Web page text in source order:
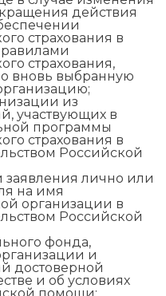
действия
страхования в
страхования,
вновь выбранную
из
участвующих в
программы
страхования в
Российской
заявления лично или
на имя
организации в
Российской
фонда,
и
достоверной
и об условиях